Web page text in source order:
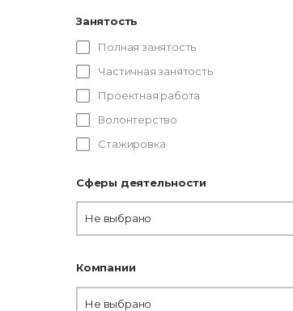
Занятость
Полная занятость
Частичная занятость
Проектная работа
Волонтерство
Стажировка
Сферы деятельности
Не выбрано
Компании
Не выбрано